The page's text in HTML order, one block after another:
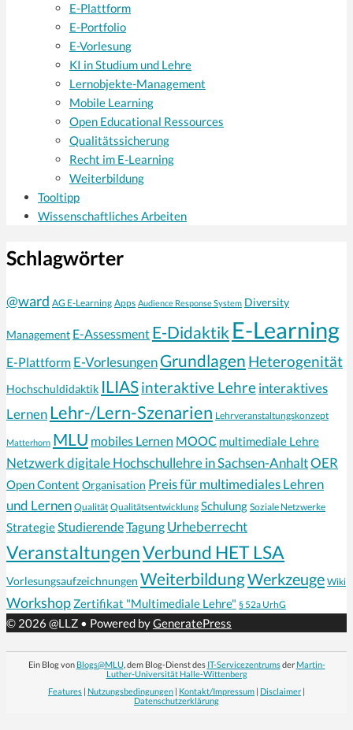
E-Plattform
E-Portfolio
E-Vorlesung
KI in Studium und Lehre
Lernobjekte-Management
Mobile Learning
Open Educational Ressources
Qualitätssicherung
Recht im E-Learning
Weiterbildung
Tooltipp
Wissenschaftliches Arbeiten
Schlagwörter
@ward AG E-Learning Apps Audience Response System Diversity
Management E-Assessment E-Didaktik E-Learning
E-Plattform E-Vorlesungen Grundlagen Heterogenität
Hochschuldidaktik ILIASinteraktive Lehreinteraktives
LernenLehr-/Lern-Szenarien Lehrveranstaltungskonzept
Matterhorn MLU mobiles Lernen MOOC multimediale Lehre
Netzwerk digitale Hochschullehre in Sachsen-AnhaltOER
Open Content Organisation Preis für multimediales Lehren
und Lernen Qualität Qualitätsentwicklung Schulung Soziale Netzwerke
StrategieStudierendeTagung Urheberrecht
VeranstaltungenVerbund HET LSA
Vorlesungsaufzeichnungen WeiterbildungWerkzeuge Wiki
Workshop Zertifikat "Multimediale Lehre" § 52a UrhG
© 2026 @LLZ • Powered byGeneratePress
Ein Blog von Blogs@MLU, dem Blog-Dienst des IT-Servicezentrumsder Martin-
Luther-Universität Halle-Wittenberg
Features | Nutzungsbedingungen | Kontakt/Impressum | Disclaimer |
Datenschutzerklärung